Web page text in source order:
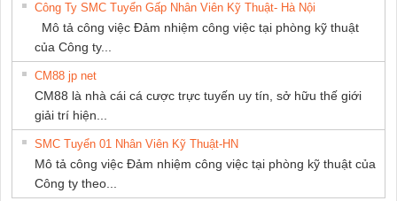
Công Ty SMC Tuyển Gấp Nhân Viên Kỹ Thuật- Hà Nội
Mô tả công việc Đảm nhiệm công việc tại phòng kỹ thuật
của Công ty...
CM88 jp net
CM88 là nhà cái cá cược trực tuyến uy tín, sở hữu thế giới
giải trí hiện...
SMC Tuyển 01 Nhân Viên Kỹ Thuật-HN
Mô tả công việc Đảm nhiệm công việc tại phòng kỹ thuật của
Công ty theo...